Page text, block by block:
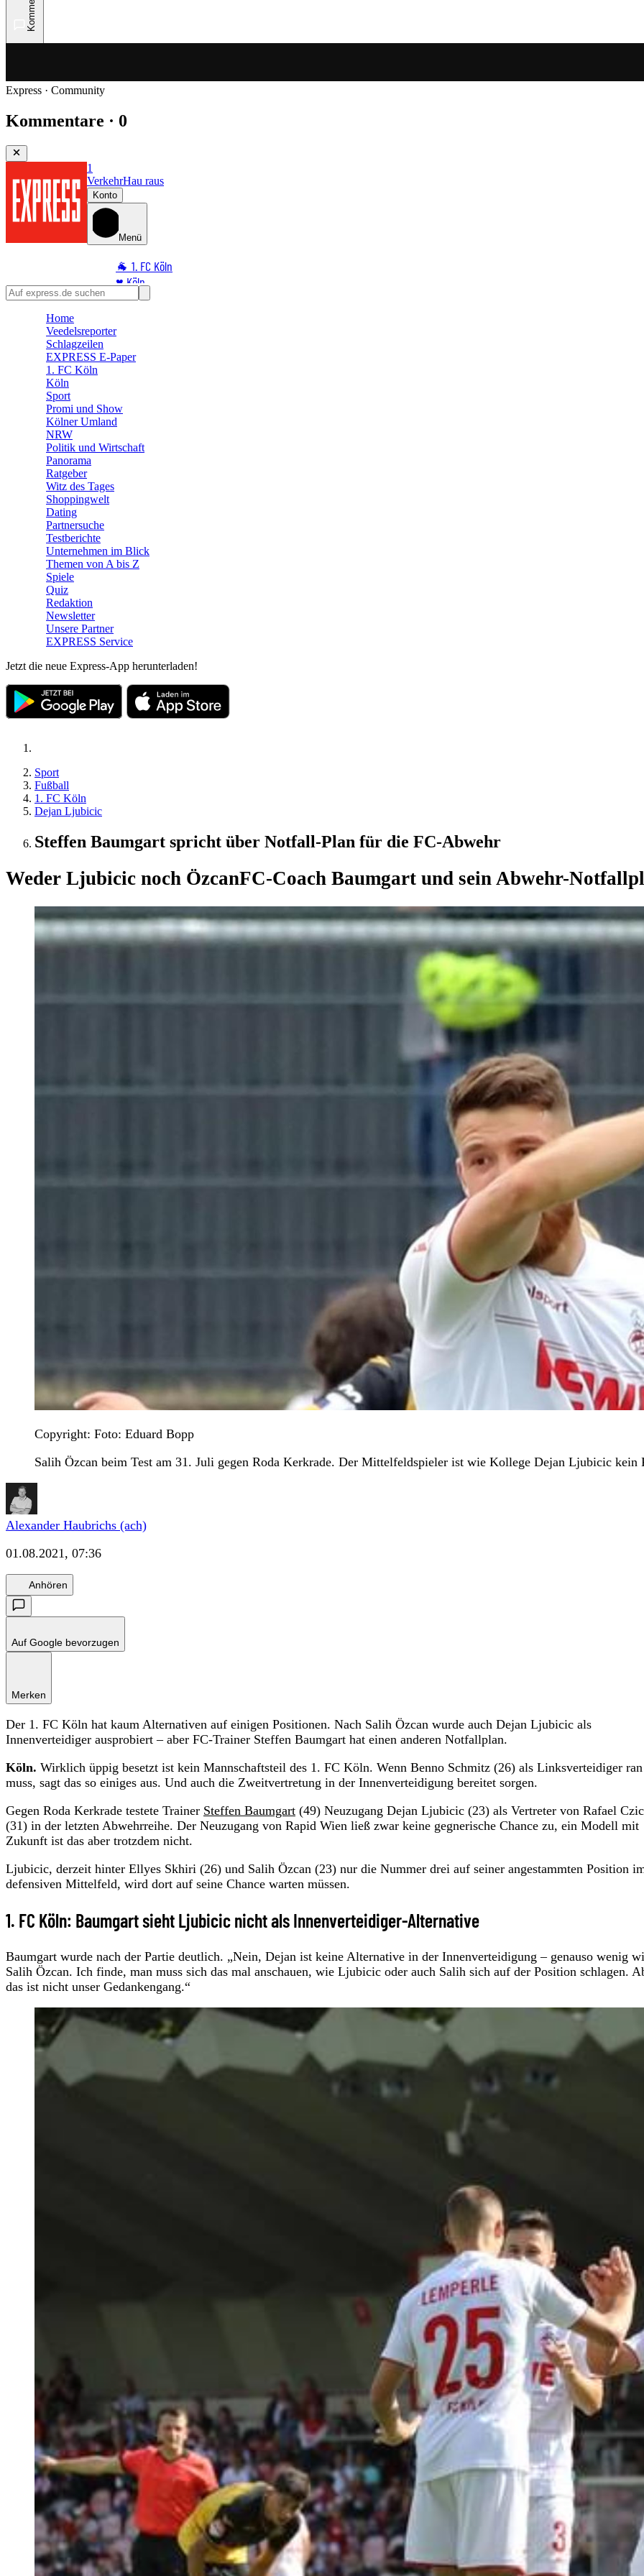
Express · Community
Kommentare · 0
1
VerkehrHau raus
Konto
Menü
🐐 1. FC Köln
♥️ Köln
⭐ Promi
🛒 Shoppingwelt
🧩 Spiele
Home
Veedelsreporter
Schlagzeilen
EXPRESS E-Paper
1. FC Köln
Köln
Sport
Promi und Show
Kölner Umland
NRW
Politik und Wirtschaft
Panorama
Ratgeber
Witz des Tages
Shoppingwelt
Dating
Partnersuche
Testberichte
Unternehmen im Blick
Themen von A bis Z
Spiele
Quiz
Redaktion
Newsletter
Unsere Partner
EXPRESS Service
Jetzt die neue Express-App herunterladen!
Sport
Fußball
1. FC Köln
Dejan Ljubicic
Steffen Baumgart spricht über Notfall-Plan für die FC-Abwehr
Weder Ljubicic noch ÖzcanFC-Coach Baumgart und sein Abwehr-
Copyright: Foto: Eduard Bopp
Salih Özcan beim Test am 31. Juli gegen Roda Kerkrade. Der Mittelfeldspieler ist wie Kollege Dejan Ljubicic
Alexander Haubrichs (ach)
01.08.2021, 07:36
Anhören
Auf Google bevorzugen
Merken
Der 1. FC Köln hat kaum Alternativen auf einigen Positionen. Nach Salih Özcan wurde auch Dejan Ljubicic als
Innenverteidiger ausprobiert – aber FC-Trainer Steffen Baumgart hat einen anderen Notfallplan.
Köln. Wirklich üppig besetzt ist kein Mannschaftsteil des 1. FC Köln. Wenn Benno Schmitz (26) als Linksverteidiger ran
muss, sagt das so einiges aus. Und auch die Zweitvertretung in der Innenverteidigung bereitet sorgen.
Gegen Roda Kerkrade testete Trainer Steffen Baumgart (49) Neuzugang Dejan Ljubicic (23) als Vertreter von Rafael
(31) in der letzten Abwehrreihe. Der Neuzugang von Rapid Wien ließ zwar keine gegnerische Chance zu, ein Modell mit
Zukunft ist das aber trotzdem nicht.
Ljubicic, derzeit hinter Ellyes Skhiri (26) und Salih Özcan (23) nur die Nummer drei auf seiner angestammten Position
defensiven Mittelfeld, wird dort auf seine Chance warten müssen.
1. FC Köln: Baumgart sieht Ljubicic nicht als Innenverteidiger-Alternative
Baumgart wurde nach der Partie deutlich. „Nein, Dejan ist keine Alternative in der Innenverteidigung – genauso wenig
Salih Özcan. Ich finde, man muss sich das mal anschauen, wie Ljubicic oder auch Salih sich auf der Position schlagen.
das ist nicht unser Gedankengang.“